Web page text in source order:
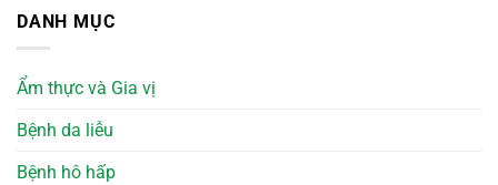
DANH MỤC
Ẩm thực và Gia vị
Bệnh da liễu
Bệnh hô hấp